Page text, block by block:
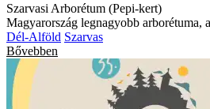
Szarvasi Arborétum (Pepi-kert)
Magyarország legnagyobb arborétuma,
Dél-Alföld Szarvas
Bővebben